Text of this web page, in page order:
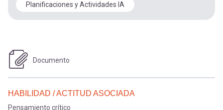
Planificaciones y Actividades IA
Documento
HABILIDAD / ACTITUD ASOCIADA
Pensamiento crítico